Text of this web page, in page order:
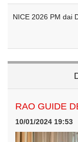
NICE 2026 PM dai
RAO GUIDE
10/01/2024 19:53